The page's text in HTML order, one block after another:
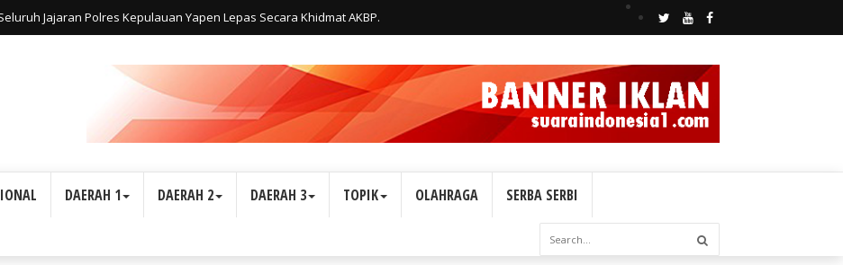
Jajaran Polres Kepulauan Yapen Lepas Secara Khidmat AKBP.
DAERAH 1 DAERAH 2 DAERAH 3 TOPIK OLAHRAGA SERBA SERBI